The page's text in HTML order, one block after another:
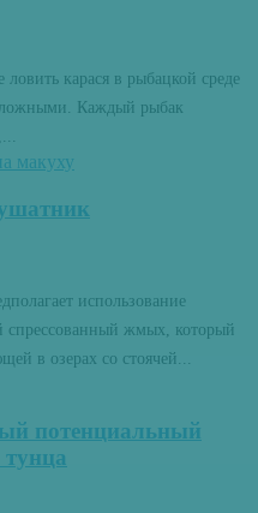
карася в рыбацкой среде
Каждый рыбак
использование
спрессованный жмых, который
в озерах со стоячей...
потенциальный